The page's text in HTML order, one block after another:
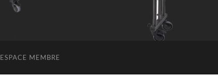
ESPACE MEMBRE